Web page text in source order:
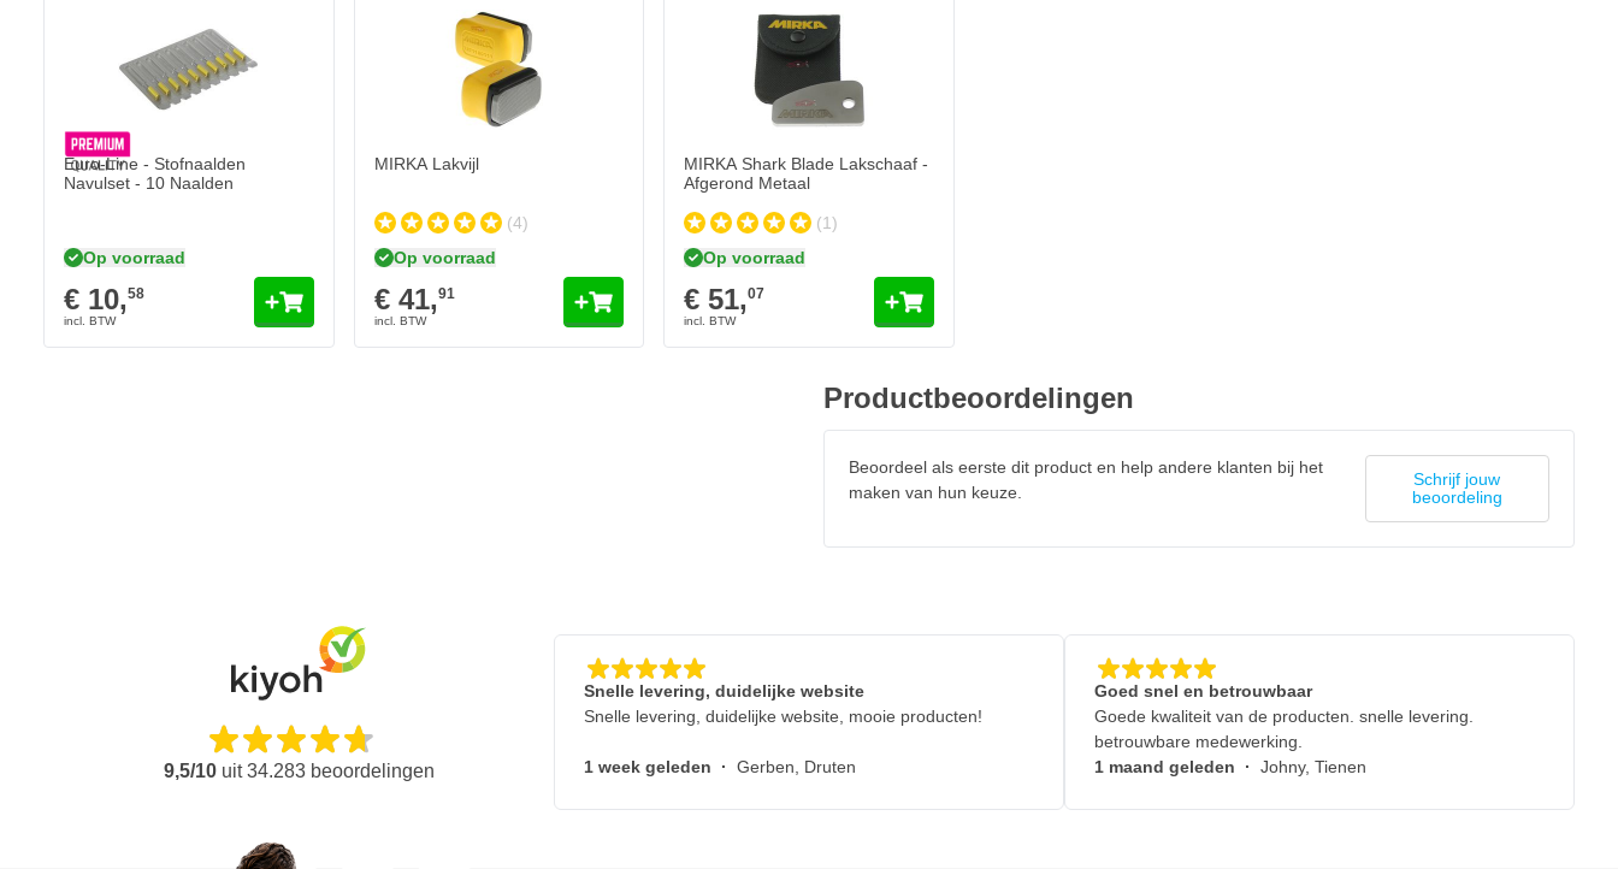
Euro-Line - Stofnaalden
Navulset - 10 Naalden
Op voorraad
€ 10,58
MIRKA Lakvijl
(4)
Op voorraad
€ 41,91
MIRKA Shark Blade Lakschaaf -
Afgerond Metaal
(1)
Op voorraad
€ 51,07
Productbeoordelingen
Beoordeel als eerste dit product en help andere klanten bij het
maken van hun keuze.
Schrijf jouw
beoordeling
9,5/10uit34.283beoordelingen
Snelle levering, duidelijke website
Snelle levering, duidelijke website, mooie producten!
1 week geleden · Gerben, Druten
Goed snel en betrouwbaar
Goede kwaliteit van de producten. snelle levering.
betrouwbare medewerking.
1 maand geleden · Johny, Tienen